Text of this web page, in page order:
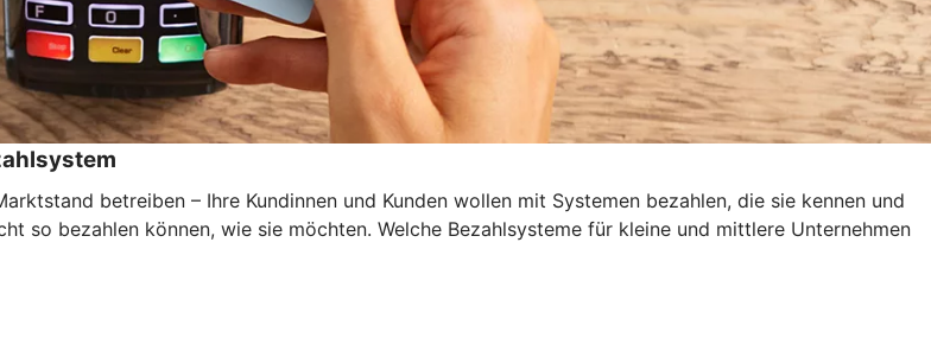
betreiben – Ihre Kundinnen und Kunden wollen mit Systemen bezahlen, die sie kennen und
so bezahlen können, wie sie möchten. Welche Bezahlsysteme für kleine und mittlere Unternehmen